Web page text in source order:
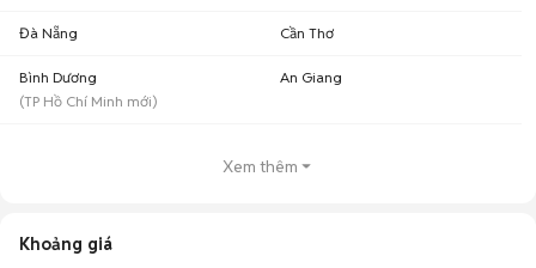
Đà Nẵng Cần Thơ
Bình Dương
(TP Hồ Chí Minh mới)
An Giang
Xem thêm
Khoảng giá